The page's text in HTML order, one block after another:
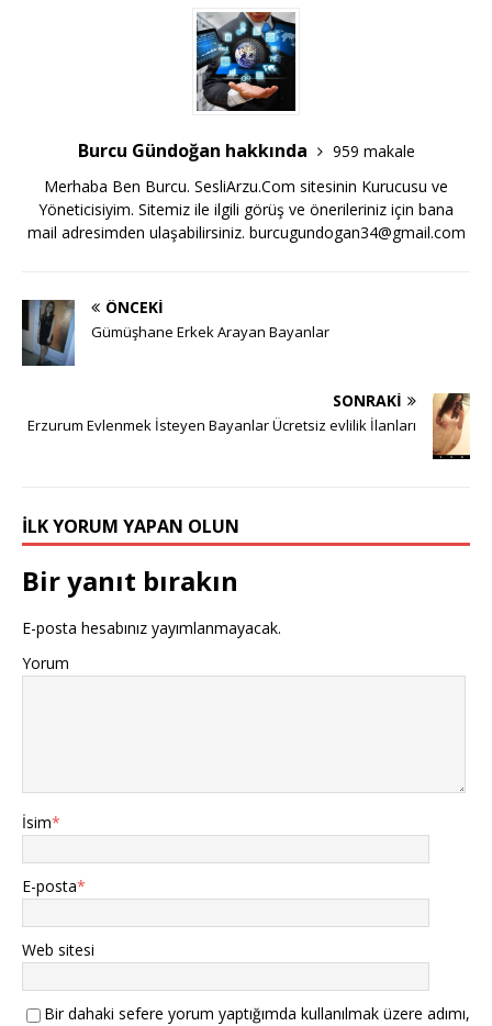
Burcu Gündoğan hakkında
959 makale
Merhaba Ben Burcu. SesliArzu.Com sitesinin Kurucusu ve
Yöneticisiyim. Sitemiz ile ilgili görüş ve önerileriniz için bana
mail adresimden ulaşabilirsiniz. burcugundogan34@gmail.com
ÖNCEKI
Gümüşhane Erkek Arayan Bayanlar
SONRAKI
Erzurum Evlenmek İsteyen Bayanlar Ücretsiz evlilik İlanları
İLK YORUM YAPAN OLUN
Bir yanıt bırakın
E-posta hesabınız yayımlanmayacak.
Yorum
İsim*
E-posta*
Web sitesi
Bir dahaki sefere yorum yaptığımda kullanılmak üzere adımı,